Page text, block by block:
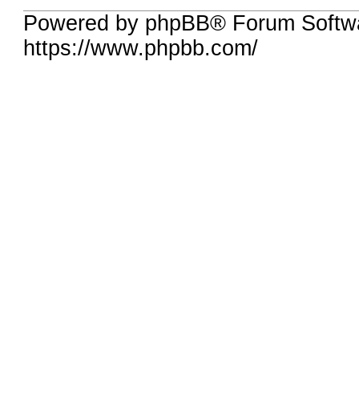
Powered by phpBB® Forum
https://www.phpbb.com/